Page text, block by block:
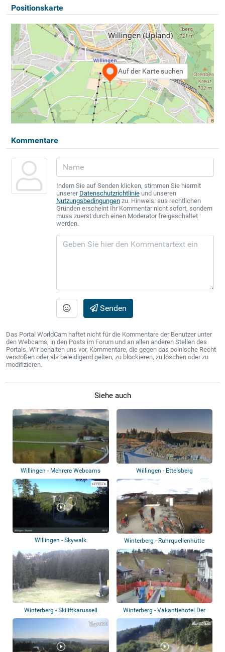
Positionskarte
Auf der Karte suchen
Kommentare
Indem Sie auf Senden klicken, stimmen Sie hiermit
unserer Datenschutzrichtlinieund unseren
Nutzungsbedingungenzu. Hinweis: aus rechtlichen
Gründen erscheint Ihr Kommentar nicht sofort, sondern
muss zuerst durch einen Moderator freigeschaltet
werden.
Senden
Das Portal WorldCam haftet nicht für die Kommentare der Benutzer unter
den Webcams, in den Posts im Forum und an allen anderen Stellen des
Portals. Wir behalten uns vor, Kommentare, die gegen das polnische Recht
verstoßen oder als beleidigend gelten, zu blockieren, zu löschen oder zu
modifizieren.
Siehe auch
Willingen - Mehrere Webcams Willingen - Ettelsberg
Willingen - Skywalk Winterberg - Ruhrquellenhütte
Winterberg - Skiliftkarussell
Winterberg - Vakantiehotel Der
Brabander